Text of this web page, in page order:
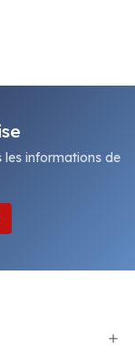
les informations de